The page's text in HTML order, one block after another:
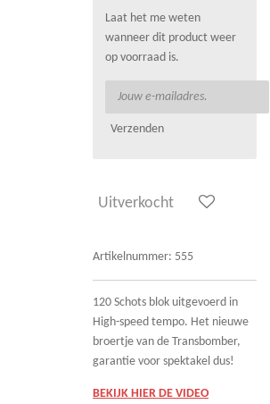
Laat het me weten
wanneer dit product weer
op voorraad is.
Verzenden
Uitverkocht
Artikelnummer: 555
120 Schots blok uitgevoerd in
High-speed tempo. Het nieuwe
broertje van de Transbomber,
garantie voor spektakel dus!
BEKIJK HIER DE VIDEO